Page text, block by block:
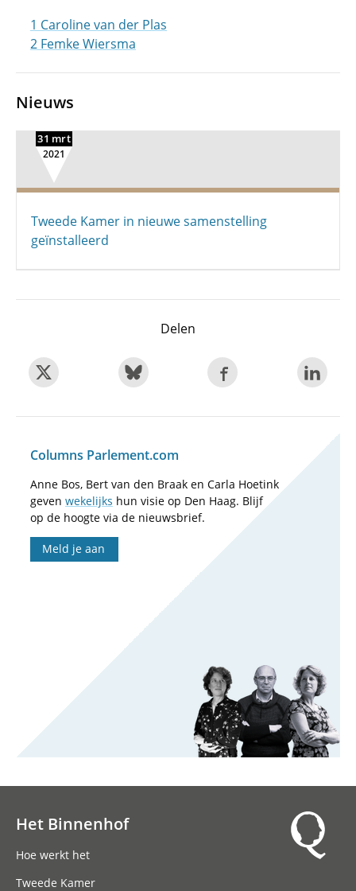
1 Caroline van der Plas
2 Femke Wiersma
Nieuws
31 mrt
2021
Tweede Kamer in nieuwe samenstelling
geïnstalleerd
Delen
Columns Parlement.com
Anne Bos, Bert van den Braak en Carla Hoetink
geven wekelijks hun visie op Den Haag. Blijf
op de hoogte via de nieuwsbrief.
Meld je aan
Het Binnenhof
Hoe werkt het
Tweede Kamer